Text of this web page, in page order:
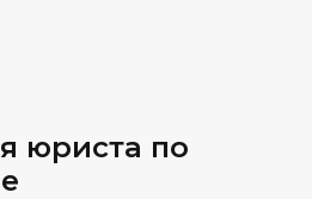
юриста по